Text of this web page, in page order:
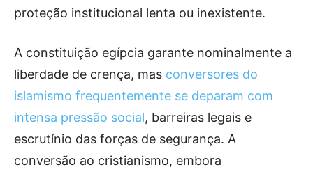
proteção institucional lenta ou inexistente.
A constituição egípcia garante nominalmente a
liberdade de crença, mas conversores do
islamismo frequentemente se deparam com
intensa pressão social, barreiras legais e
escrutínio das forças de segurança. A
conversão ao cristianismo, embora